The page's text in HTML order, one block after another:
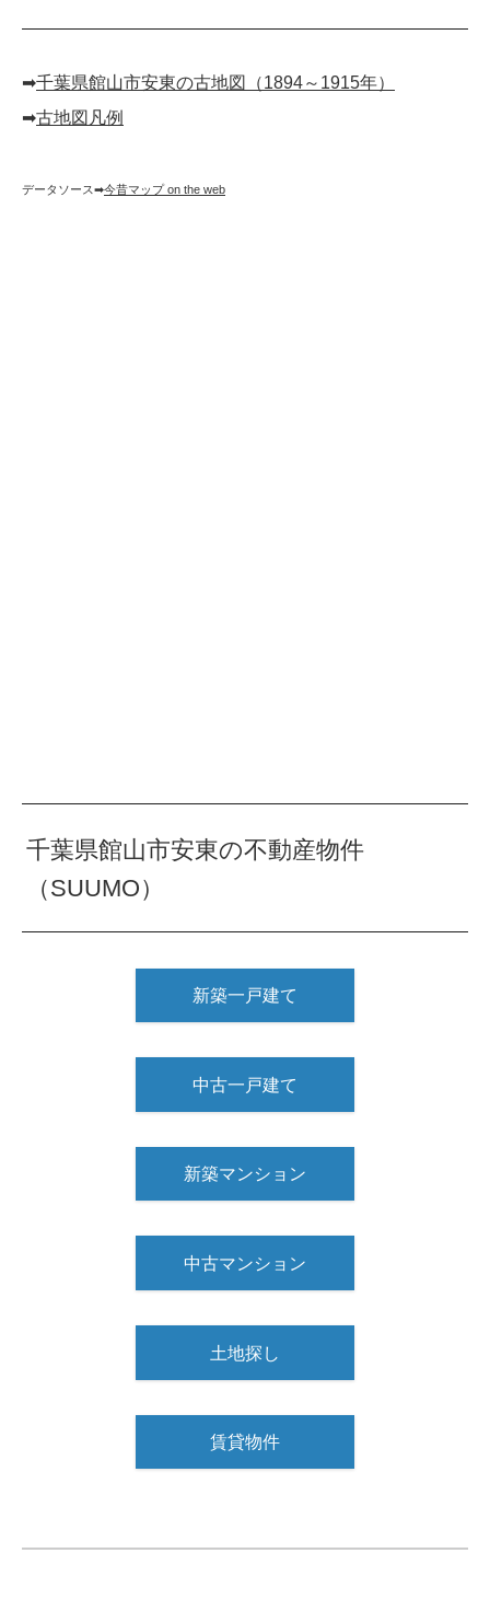
➡︎千葉県館山市安東の古地図（1894～1915年）
➡︎古地図凡例
データソース➡︎今昔マップ on the web
千葉県館山市安東の不動産物件
（SUUMO）
新築一戸建て
中古一戸建て
新築マンション
中古マンション
土地探し
賃貸物件